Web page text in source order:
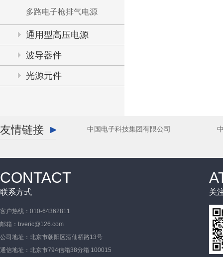
多路电子枪排气电源
通用型高压电源
波导器件
光源元件
友情链接 中国电子科技集团有限公司
CONTACT
联系方式
客户热线：010-64362811
邮箱：bveric@126.com
公司地址：北京市朝阳区酒仙桥路13号
通信地址：北京市794信箱38分箱 100015
关